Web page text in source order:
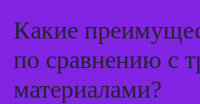
Какие
по сравнению с
материалами?